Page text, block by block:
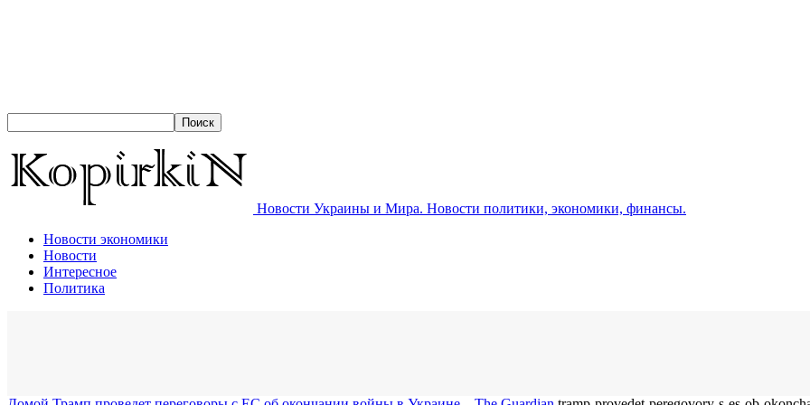
Новости Украины и Мира. Новости политики, экономики, финансы.
Новости экономики
Новости
Интересное
Политика